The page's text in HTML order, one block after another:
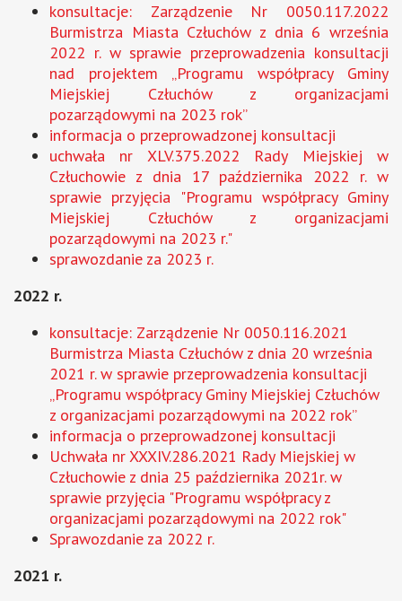
konsultacje: Zarządzenie Nr 0050.117.2022
Burmistrza Miasta Człuchów z dnia 6 września
2022 r. w sprawie przeprowadzenia konsultacji
nad projektem „Programu współpracy Gminy
Miejskiej Człuchów z organizacjami
pozarządowymi na 2023 rok”
informacja o przeprowadzonej konsultacji
uchwała nr XLV.375.2022 Rady Miejskiej w
Człuchowie z dnia 17 października 2022 r. w
sprawie przyjęcia "Programu współpracy Gminy
Miejskiej Człuchów z organizacjami
pozarządowymi na 2023 r."
sprawozdanie za 2023 r.
2022 r.
konsultacje: Zarządzenie Nr 0050.116.2021
Burmistrza Miasta Człuchów z dnia 20 września
2021 r. w sprawie przeprowadzenia konsultacji
„Programu współpracy Gminy Miejskiej Człuchów
z organizacjami pozarządowymi na 2022 rok”
informacja o przeprowadzonej konsultacji
Uchwała nr XXXIV.286.2021 Rady Miejskiej w
Człuchowie z dnia 25 października 2021r. w
sprawie przyjęcia "Programu współpracy z
organizacjami pozarządowymi na 2022 rok"
Sprawozdanie za 2022 r.
2021 r.